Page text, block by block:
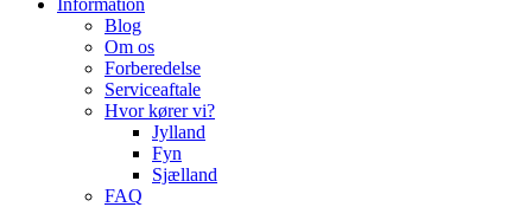
Information
Blog
Om os
Forberedelse
Serviceaftale
Hvor kører vi?
Jylland
Fyn
Sjælland
FAQ